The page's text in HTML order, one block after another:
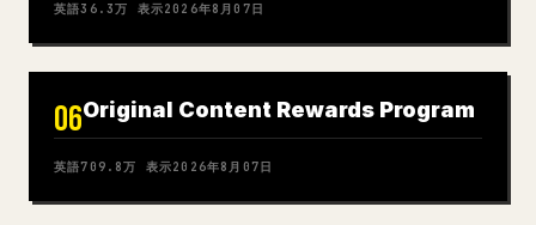
英語36.3万 表示2026年8月07日
06Original Content Rewards Program
英語709.8万 表示2026年8月07日